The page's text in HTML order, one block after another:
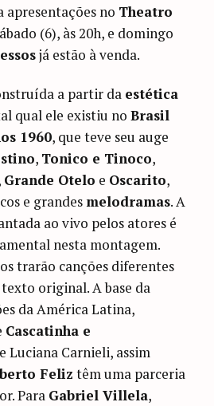
apresentações no Theatro
(6), às 20h, e domingo
já estão à venda.
a partir da estética
qual ele existiu noBrasil
1960, que teve seu auge
, Tonico e Tinoco,
Grande Otelo e Oscarito,
e grandesmelodramas. A
ao vivo pelos atores é
nesta montagem.
trarão canções diferentes
original. A base da
da América Latina,
Cascatinha e
Luciana Carnieli, assim
Feliz têm uma parceria
Para Gabriel Villela,